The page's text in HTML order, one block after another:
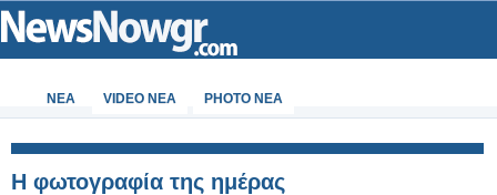
ΝΕΑ VIDEO NEA PHOTO NEA
Η φωτογραφία της ημέρας